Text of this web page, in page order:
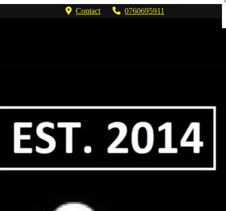
Contact 0760695911